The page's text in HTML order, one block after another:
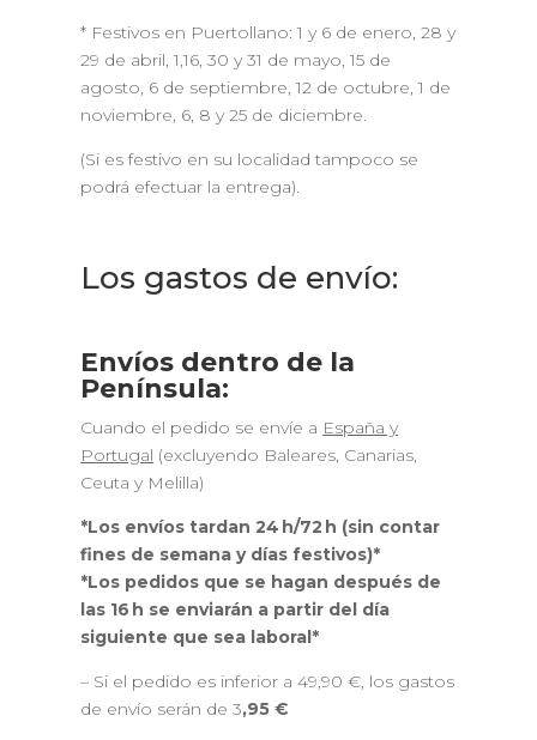
* Festivos en Puertollano: 1 y 6 de enero, 28 y
29 de abril, 1,16, 30 y 31 de mayo, 15 de
agosto, 6 de septiembre, 12 de octubre, 1 de
noviembre, 6, 8 y 25 de diciembre.
(Si es festivo en su localidad tampoco se
podrá efectuar la entrega).
Los gastos de envío:
Envíos dentro de la
Península:
Cuando el pedido se envíe a España y
Portugal (excluyendo Baleares, Canarias,
Ceuta y Melilla)
*Los envíos tardan 24 h/72 h (sin contar
fines de semana y días festivos)*
*Los pedidos que se hagan después de
las 16 h se enviarán a partir del día
siguiente que sea laboral*
– Si el pedido es inferior a 49,90 €, los gastos
de envío serán de 3,95 €